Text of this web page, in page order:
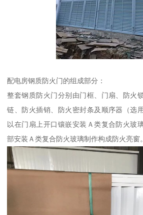
配电房钢质防火门的组成部分：
整套钢质防火门分别由门框、门扇、防火
链、防火插销、防火密封条及顺序器（选
以在门扇上开口镶嵌安装Ａ类复合防火玻
部安装Ａ类复合防火玻璃制作构成防火亮窗。